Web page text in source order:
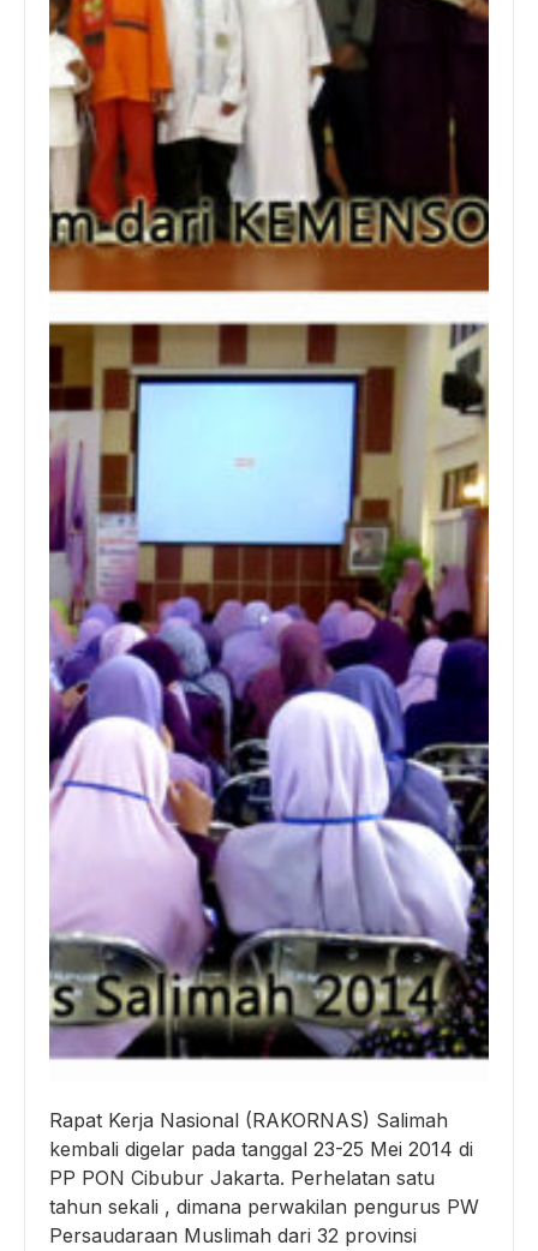
Rapat Kerja Nasional (RAKORNAS) Salimah
kembali digelar pada tanggal 23-25 Mei 2014 di
PP PON Cibubur Jakarta. Perhelatan satu
tahun sekali , dimana perwakilan pengurus PW
Persaudaraan Muslimah dari 32 provinsi